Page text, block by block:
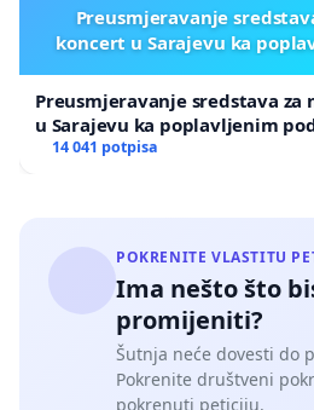
Preusmjeravanje
koncert u Sarajevu ka
Preusmjeravanje sredstava
u Sarajevu ka poplavljenim
14 041 potpisa
POKRENITE VLASTITU
Ima nešto što
promijeniti?
Šutnja neće dovesti do
Pokrenite društveni
pokrenuti peticiju.